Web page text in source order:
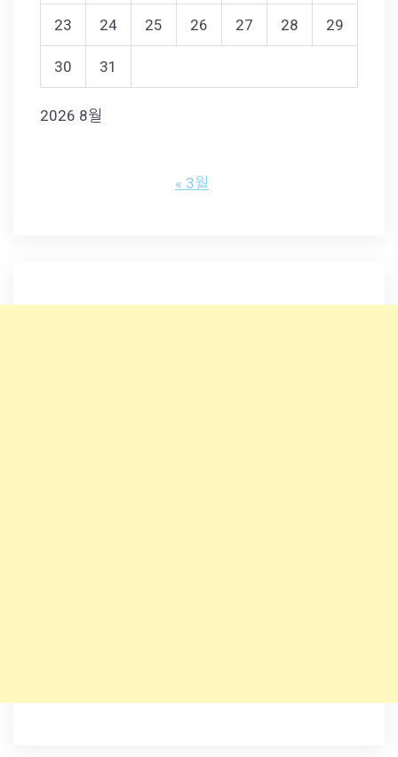
2026 8월
23 24 25 26 27 28 29
30 31
« 3월